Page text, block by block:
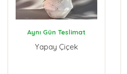
Aynı Gün Teslimat
Yapay Çiçek